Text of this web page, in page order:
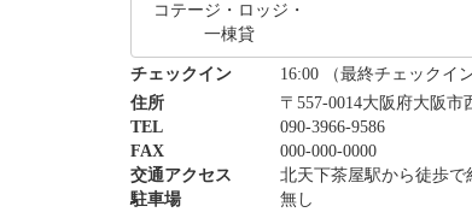
コテージ・ロッジ・
一棟貸
チェックイン 16:00 （最終チェックイン
住所
〒557-0014大阪府大阪
TEL
090-3966-9586
FAX
000-000-0000
交通アクセス
北天下茶屋駅から徒歩で
駐車場
無し